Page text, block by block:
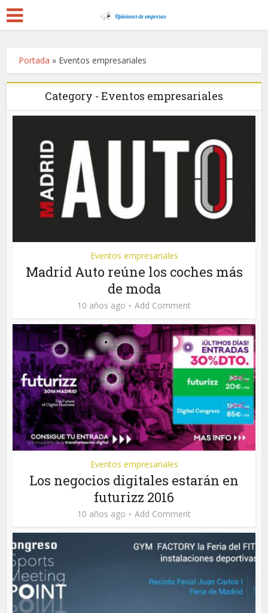
Portada » Eventos empresariales
Category - Eventos empresariales
Eventos empresariales
Madrid Auto reúne los coches más
de moda
10 años ago Add Comment
Eventos empresariales
Los negocios digitales estarán en
futurizz 2016
10 años ago Add Comment